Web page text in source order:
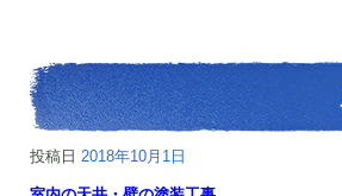
投稿日 2018年10月1日